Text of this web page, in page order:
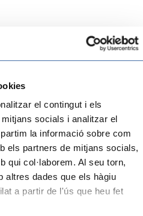
el contingut i els
socials i analitzar el
la informació sobre com
els partners de mitjans socials,
qui col·laborem. Al seu torn,
altres dades que els hàgiu
a partir de l'ús que heu fet
a les Terres de l’Ebre
i tresors amb les
turístiques a les
se, què fer, què visitar,
et pots perdre si vols
Oci, esports, aventura,
de Catalunya!